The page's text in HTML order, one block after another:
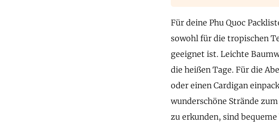
Für deine Phu Quoc
sowohl für die tropischen
geeignet ist. Leichte
die heißen Tage. Für die
oder einen Cardigan
wunderschöne Strände
zu erkunden, sind